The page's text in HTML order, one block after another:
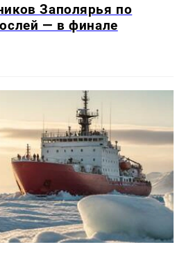
Заполярья по
— в финале